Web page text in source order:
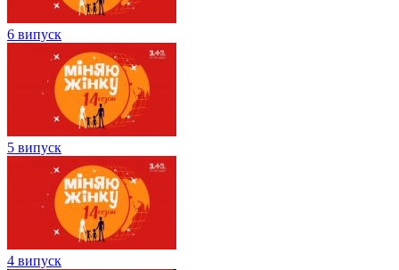
6 випуск
5 випуск
4 випуск